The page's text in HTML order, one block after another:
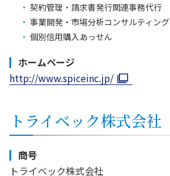
契約管理・請求書発行関連事務代行
事業開発・市場分析コンサルティング
個別信用購入あっせん
ホームページ
http://www.spiceinc.jp/
トライベック株式会社
商号
トライベック株式会社